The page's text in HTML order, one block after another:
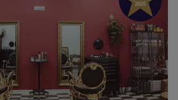
–19:00
10:00–19:00
10:00–18:00
Geschlossen
ein renommierter Coiffeur, der sich in
Köln befindet. Dieser Salon ist